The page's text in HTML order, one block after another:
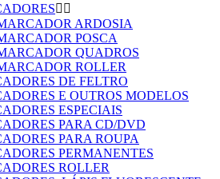
 
ARDOSIA
POSCA
QUADROS
ROLLER
DE FELTRO
E OUTROS MODELOS
ESPECIAIS
PARA CD/DVD
PARA ROUPA
PERMANENTES
ROLLER